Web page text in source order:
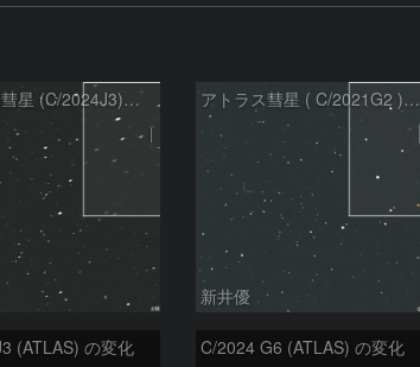
アトラス彗星 (C/2024J3)：2026/07/26 アトラス彗星 ( C/2021G2 )：2026/07/09
新井優
(ATLAS) の変化 C/2024 G6 (ATLAS) の変化